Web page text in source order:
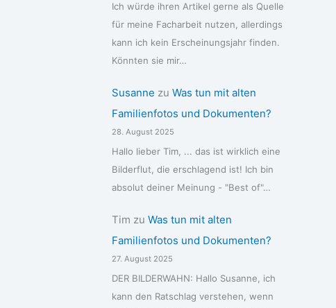
Ich würde ihren Artikel gerne als Quelle
für meine Facharbeit nutzen, allerdings
kann ich kein Erscheinungsjahr finden.
Könnten sie mir…
Susanne zu Was tun mit alten
Familienfotos und Dokumenten?
28. August 2025
Hallo lieber Tim, ... das ist wirklich eine
Bilderflut, die erschlagend ist! Ich bin
absolut deiner Meinung - "Best of"…
Tim zu Was tun mit alten
Familienfotos und Dokumenten?
27. August 2025
DER BILDERWAHN: Hallo Susanne, ich
kann den Ratschlag verstehen, wenn